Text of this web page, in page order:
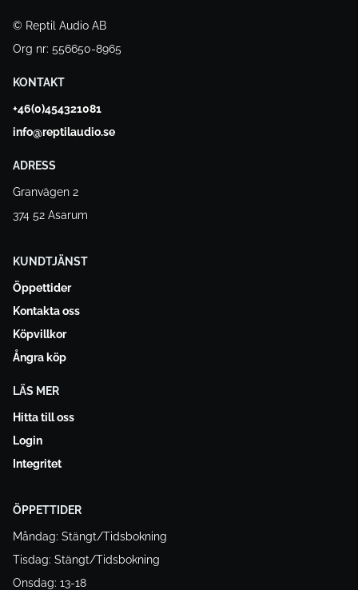
© Reptil Audio AB
Org nr: 556650-8965
KONTAKT
+46(0)454321081
info@reptilaudio.se
ADRESS
Granvägen 2
374 52 Asarum
KUNDTJÄNST
Öppettider
Kontakta oss
Köpvillkor
Ångra köp
LÄS MER
Hitta till oss
Login
Integritet
ÖPPETTIDER
Måndag: Stängt/Tidsbokning
Tisdag: Stängt/Tidsbokning
Onsdag: 13-18